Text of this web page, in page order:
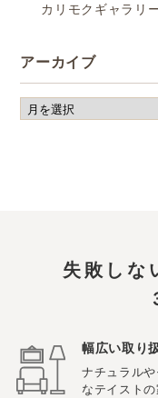
カリモクギャラリ
アーカイブ
失敗しな
幅広い取り
ナチュラル
なテイスト